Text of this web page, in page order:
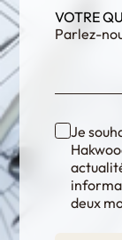
VOTRE
Je
deux